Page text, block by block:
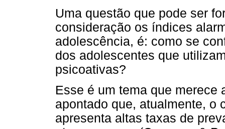
Uma questão que pode ser
consideração os índices
adolescência, é: como se
dos adolescentes que
psicoativas?
Esse é um tema que merece
apontado que, atualmente, o
apresenta altas taxas de